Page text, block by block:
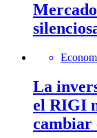
La
el RIGI
cambiar